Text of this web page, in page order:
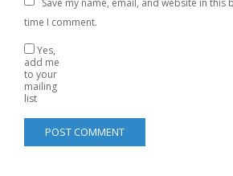
Save my name, email, and website in
time I comment.
Yes,
add me
to your
mailing
list